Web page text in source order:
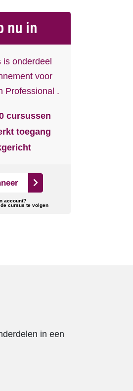
nu in
is onderdeel
voor
Professional .
cursussen
toegang
account?
cursus te volgen
in een